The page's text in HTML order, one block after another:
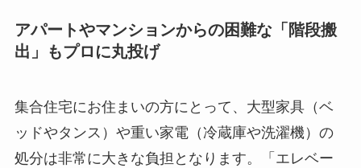
アパートやマンションからの困難な「階段搬
出」もプロに丸投げ
集合住宅にお住まいの方にとって、大型家具（ベ
ッドやタンス）や重い家電（冷蔵庫や洗濯機）の
処分は非常に大きな負担となります。「エレベー